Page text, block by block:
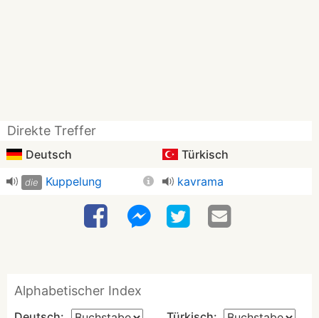
Direkte Treffer
Deutsch Türkisch
die Kuppelung kavrama
Alphabetischer Index